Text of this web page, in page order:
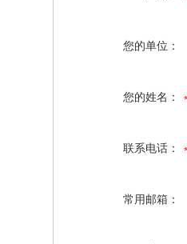
您的单位：
您的姓名：
联系电话：
常用邮箱：